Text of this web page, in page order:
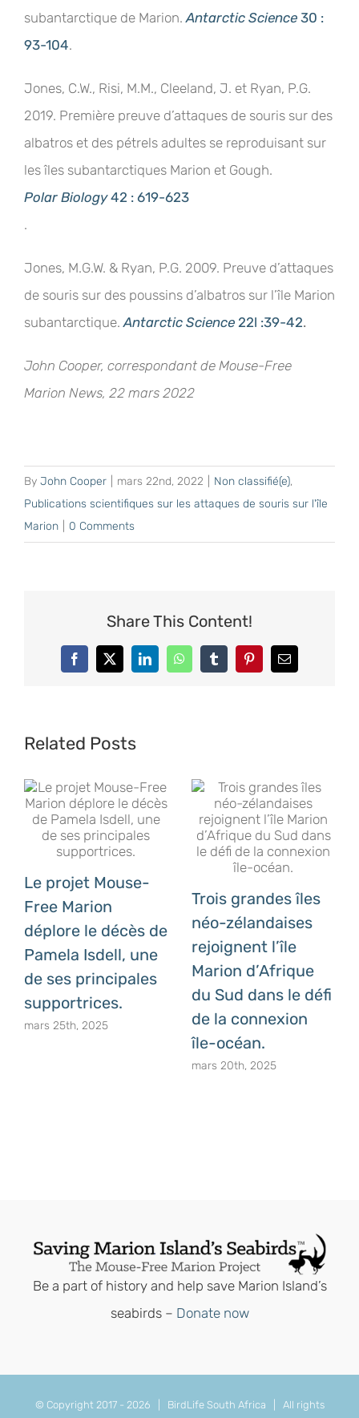
subantarctique de Marion.Antarctic Science 30 :
93-104.
Jones, C.W., Risi, M.M., Cleeland, J. et Ryan, P.G.
2019. Première preuve d’attaques de souris sur des
albatros et des pétrels adultes se reproduisant sur
les îles subantarctiques Marion et Gough.
Polar Biology42 : 619-623
.
Jones, M.G.W. & Ryan, P.G. 2009. Preuve d’attaques
de souris sur des poussins d’albatros sur l’île Marion
subantarctique.Antarctic Science 22l :39-42.
John Cooper, correspondant de Mouse-Free
Marion News, 22 mars 2022
By John Cooper mars 22nd, 2022 Non classifié(e),
Publications scientifiques sur les attaques de souris sur l'île
Marion
0 Comments
Share This Content!
Facebook
X LinkedInWhatsAppTumblrPinterestEmail
Related Posts
Le projet Mouse-
Free Marion
déplore le décès de
Pamela Isdell, une
de ses principales
supportrices.
mars 25th, 2025
Trois grandes îles
néo-zélandaises
rejoignent l’île
Marion d’Afrique
du Sud dans le défi
de la connexion
île-océan.
mars 20th, 2025
Be a part of history and help save Marion Island’s
seabirds – Donate now
© Copyright 2017 - 2026 | BirdLife South Africa | All rights